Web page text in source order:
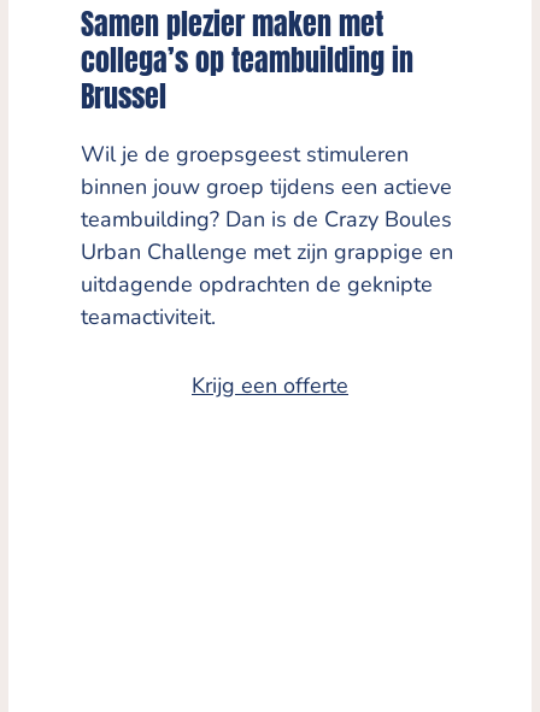
Samen plezier maken met
collega’s op teambuilding in
Brussel
Wil je de groepsgeest stimuleren
binnen jouw groep tijdens een actieve
teambuilding? Dan is de Crazy Boules
Urban Challenge met zijn grappige en
uitdagende opdrachten de geknipte
teamactiviteit.
Krijg een offerte